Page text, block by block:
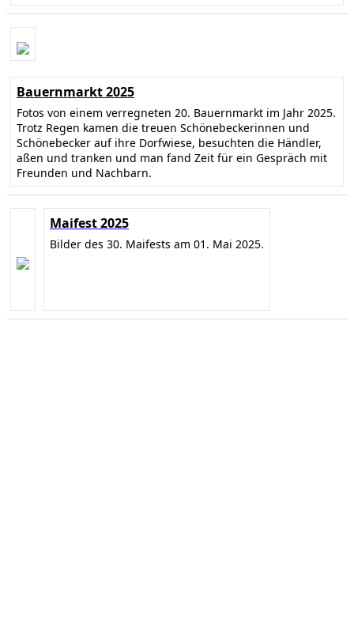
Bauernmarkt 2025
Fotos von einem verregneten 20. Bauernmarkt im Jahr 2025.
Trotz Regen kamen die treuen Schönebeckerinnen und
Schönebecker auf ihre Dorfwiese, besuchten die Händler,
aßen und tranken und man fand Zeit für ein Gespräch mit
Freunden und Nachbarn.
Maifest 2025
Bilder des 30. Maifests am 01. Mai 2025.